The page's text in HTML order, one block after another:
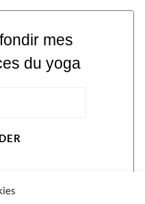
mes
du yoga